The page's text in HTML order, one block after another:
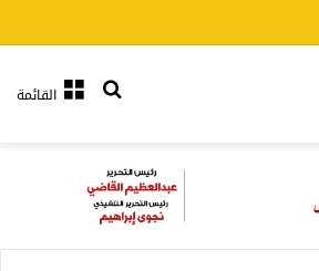
القائمةبحث عن